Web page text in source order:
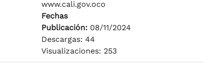
www.cali.gov.oco
Fechas
Publicación: 08/11/2024
Descargas: 44
Visualizaciones: 253